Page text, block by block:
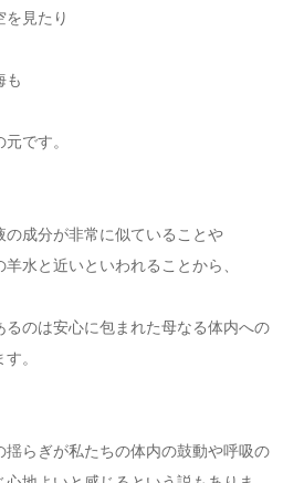
を見たり
も
です。
成分が非常に似ていることや
水と近いといわれることから、
のは安心に包まれた母なる体内への
。
らぎが私たちの体内の鼓動や呼吸の